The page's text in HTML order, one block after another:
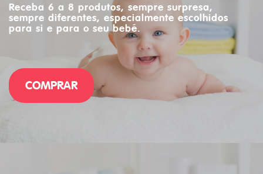
Receba 6 a 8 produtos, sempre surpresa,
sempre diferentes, especialmente escolhidos
para si e para o seu bebé.
COMPRAR